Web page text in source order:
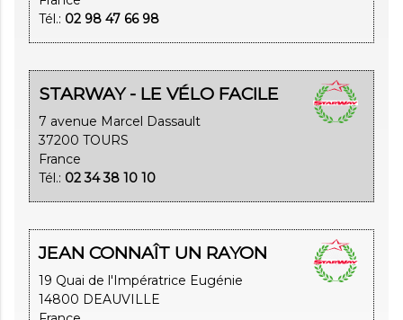
Tél.: 02 98 47 66 98
STARWAY - LE VÉLO FACILE
7 avenue Marcel Dassault
37200 TOURS
France
Tél.: 02 34 38 10 10
JEAN CONNAÎT UN RAYON
19 Quai de l'Impératrice Eugénie
14800 DEAUVILLE